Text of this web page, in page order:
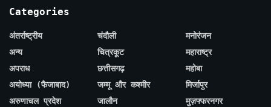
Categories
अंतर्राष्ट्रीय
अन्य
अपराध
अयोध्या (फैजाबाद)
अरुणाचल प्रदेश
चंदौली
चित्रकूट
छत्तीसगढ़
जम्मू और कश्मीर
जालौन
मनोरंजन
महाराष्ट्र
महोबा
मिर्जापुर
मुज़फ्फरनगर